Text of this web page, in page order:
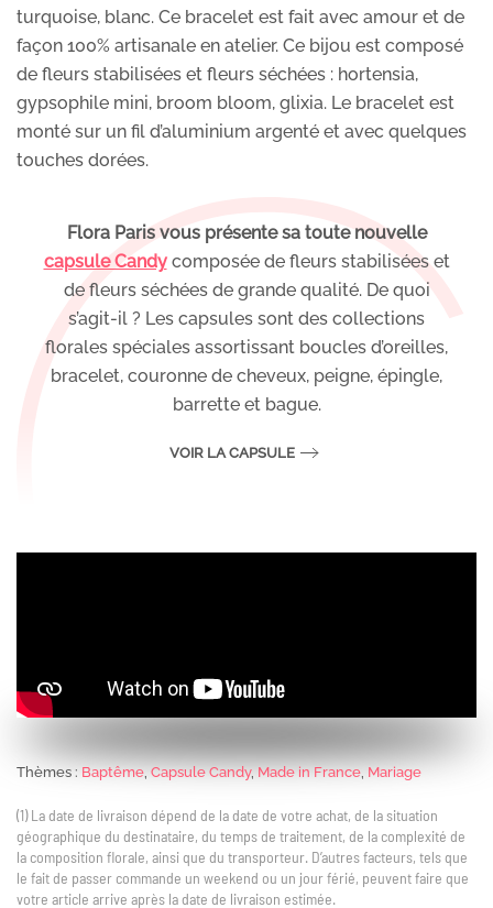
turquoise, blanc. Ce bracelet est fait avec amour et de
façon 100% artisanale en atelier. Ce bijou est composé
de fleurs stabilisées et fleurs séchées : hortensia,
gypsophile mini, broom bloom, glixia. Le bracelet est
monté sur un fil d’aluminium argenté et avec quelques
touches dorées.
Flora Paris vous présente sa toute nouvelle
capsule Candycomposée de fleurs stabilisées et
de fleurs séchées de grande qualité. De quoi
s’agit-il ? Les capsules sont des collections
florales spéciales assortissant boucles d’oreilles,
bracelet, couronne de cheveux, peigne, épingle,
barrette et bague.
VOIR LA CAPSULE
Thèmes : Baptême Capsule Candy, Made in France Mariage
(1) La date de livraison dépend de la date de votre achat, de la situation
géographique du destinataire, du temps de traitement, de la complexité de
la composition florale, ainsi que du transporteur. D’autres facteurs, tels que
le fait de passer commande un weekend ou un jour férié, peuvent faire que
votre article arrive après la date de livraison estimée.